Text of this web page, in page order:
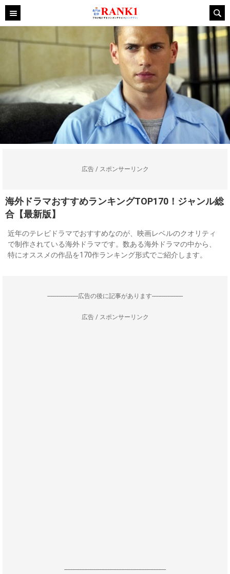
広告 / スポンサーリンク
海外ドラマおすすめランキングTOP170！ジャンル総
合【最新版】
近年のテレビドラマでおすすめなのが、映画レベルのクオリティ
で制作されている海外ドラマです。数ある海外ドラマの中から、
特にオススメの作品を170作ランキング形式でご紹介します。
--------------------広告の後に記事があります--------------------
広告 / スポンサーリンク
------------------------------------------------------------------